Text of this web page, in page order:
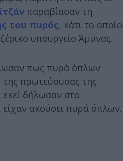
παραβίασαν τη
του πυρός, κάτι το οποίο
υπουργείο Άμυνας.
πως πυρά όπλων
της πρωτεύουσας της
εκεί δήλωσαν στο
είχαν ακούσει πυρά όπλων.